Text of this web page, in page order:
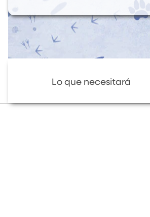
Lo que necesitará